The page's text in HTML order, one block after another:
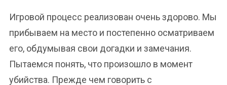
Игровой процесс реализован очень здорово. Мы
прибываем на место и постепенно осматриваем
его, обдумывая свои догадки и замечания.
Пытаемся понять, что произошло в момент
убийства. Прежде чем говорить с